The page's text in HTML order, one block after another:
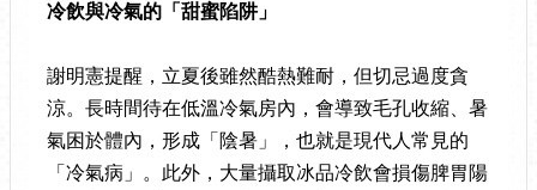
冷飲與冷氣的「甜蜜陷阱」
謝明憲提醒，立夏後雖然酷熱難耐，但切忌過度貪
涼。長時間待在低溫冷氣房內，會導致毛孔收縮、暑
氣困於體內，形成「陰暑」，也就是現代人常見的
「冷氣病」。此外，大量攝取冰品冷飲會損傷脾胃陽